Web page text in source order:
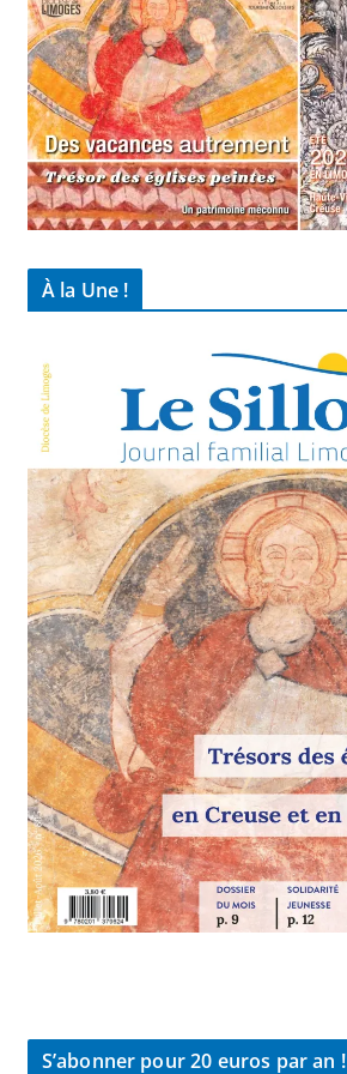
À la Une !
S’abonner pour 20 euros par an !